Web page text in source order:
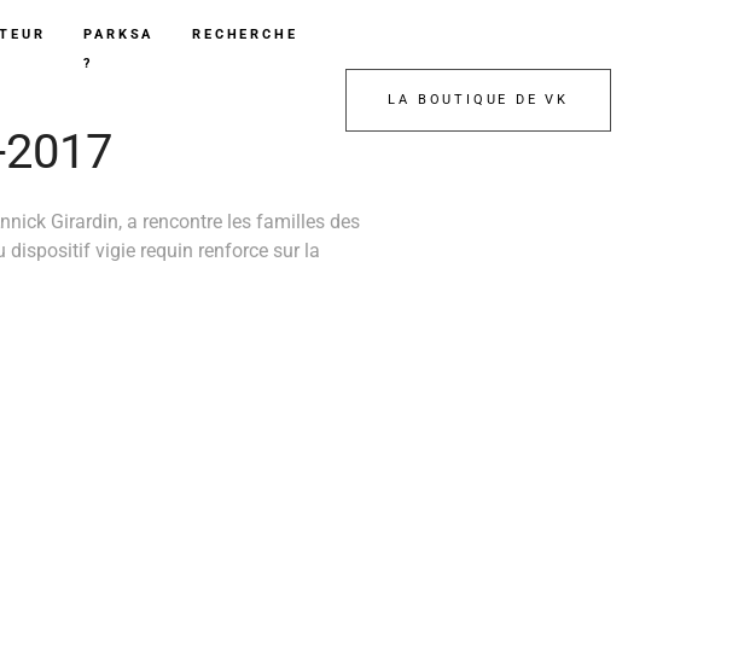
PARKSA
?
RECHERCHE
LA BOUTIQUE DE VK
Girardin, a rencontre les familles des
dispositif vigie requin renforce sur la